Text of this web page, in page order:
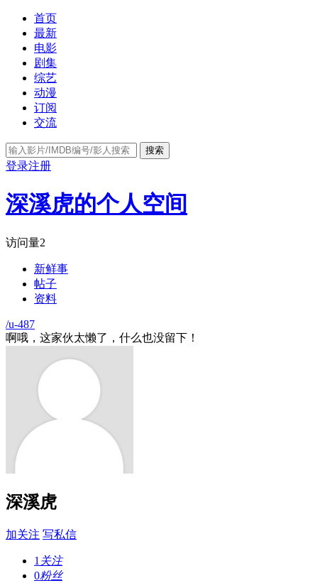
首页
最新
电影
剧集
综艺
动漫
订阅
交流
搜索
登录注册
深溪虎的个人空间
访问量2
新鲜事
帖子
资料
/u-487
啊哦，这家伙太懒了，什么也没留下！
深溪虎
加关注 写私信
1 关注
0粉丝